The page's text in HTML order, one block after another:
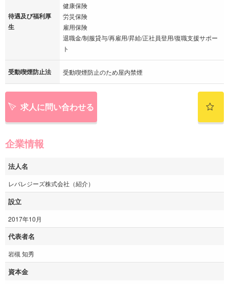
待遇及び福利厚
生
健康保険
労災保険
雇用保険
退職金/制服貸与/再雇用/昇給/正社員登用/復職支援サポー
ト
受動喫煙防止法 受動喫煙防止のため屋内禁煙
求人に問い合わせる
企業情報
法人名
レバレジーズ株式会社（紹介）
設立
2017年10月
代表者名
岩槻 知秀
資本金